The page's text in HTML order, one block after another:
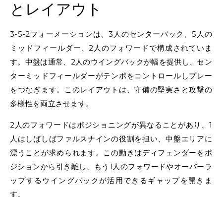
とレイアウト
3-5-2フォーメーションは、3人のセンターバック、5人の
ミッドフィールダー、2人のフォワードで構成されていま
す。中盤は通常、2人のウイングバックが幅を提供し、セン
ターミッドフィールダーがテンポをコントロールしプレー
をつなぎます。このレイアウトは、守備の堅実さと攻撃の
多様性を両立させます。
2人のフォワードはポジショニングが異なることがあり、1
人はしばしばファルスナインの役割を担い、中盤エリアに
漂うことが求められます。この動きはディフェンダーをポ
ジションから引き離し、もう1人のフォワードやオーバーラ
ップするウイングバックが活用できるギャップを開きま
す。